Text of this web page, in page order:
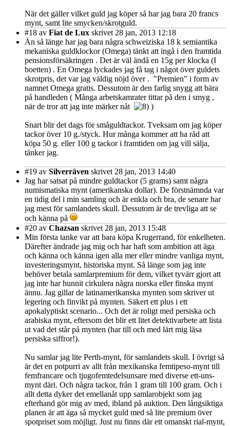
När det gäller vilket guld jag köper så har jag bara 20 francs
mynt, samt lite smycken/skrotguld.
#18 av Fiat de Lux skrivet 28 jan, 2013 12:18
Än så länge har jag bara några schweiziska 18 k semiantika
mekaniska guldklockor (Omega) tänkt att ingå i den framtida
pensionsförsäkringen . Det är väl ändå en 15g per klocka (I
boetten) . En Omega lyckades jag få tag i något över guldets
skrotpris, det var jag väldig nöjd över . "Premien" i form av
namnet Omega gratis. Dessutom är den farlig snygg att bära
på handleden ( Många arbetskamrater tittar på den i smyg ,
när de tror att jag inte märker nåt
)
Snart blir det dags för småguldtackor. Tveksam om jag köper
tackor över 10 g./styck. Hur många kommer att ha råd att
köpa 50 g. eller 100 g tackor i framtiden om jag vill sälja,
tänker jag.
#19 av Silverräven skrivet 28 jan, 2013 14:40
Jag har satsat på mindre guldtackor (5 grams) samt några
numismatiska mynt (amerikanska dollar). De förstnämnda var
en tidig del i min samling och är enkla och bra, de senare har
jag mest för samlandets skull. Dessutom är de trevliga att se
och känna på
#20 av Chazsan skrivet 28 jan, 2013 15:48
Min första tanke var att bara köpa Krugerrand, för enkelheten.
Därefter ändrade jag mig och har haft som ambition att äga
och känna och känna igen alla mer eller mindre vanliga mynt,
investeringsmynt, historiska mynt. Så länge som jag inte
behöver betala samlarpremium för dem, vilket tyvärr gjort att
jag inte har hunnit cirkulera några norska eller finska mynt
ännu. Jag gillar de latinamerikanska mynten som skriver ut
legering och finvikt på mynten. Säkert ett plus i ett
apokalyptiskt scenario... Och det är roligt med persiska och
arabiska mynt, eftersom det blir ett litet detektivarbete att lista
ut vad det står på mynten (har till och med lärt mig läsa
persiska siffror!).
Nu samlar jag lite Perth-mynt, för samlandets skull. I övrigt så
är det en potpurri av allt från mexikanska femtipeso-mynt till
femfrancare och tjugofemtedelsunsare med diverse ett-uns-
mynt däri. Och några tackor, från 1 gram till 100 gram. Och i
allt detta dyker det emellanåt upp samlarobjekt som jag
efterhand gör mig av med, ibland på auktion. Den långsiktiga
planen är att äga så mycket guld med så lite premium över
spotpriset som möjligt. Just nu finns där ett omanskt rial-mynt,